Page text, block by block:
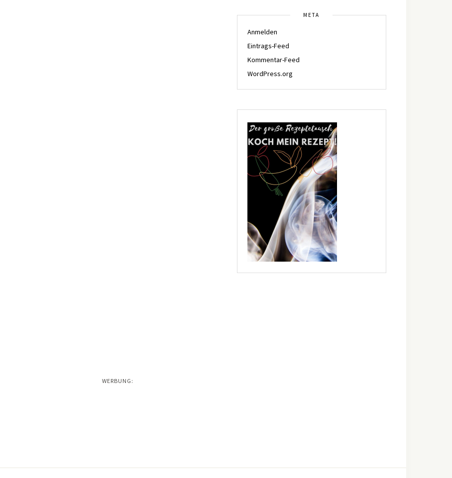
META
Anmelden
Eintrags-Feed
Kommentar-Feed
WordPress.org
WERBUNG: